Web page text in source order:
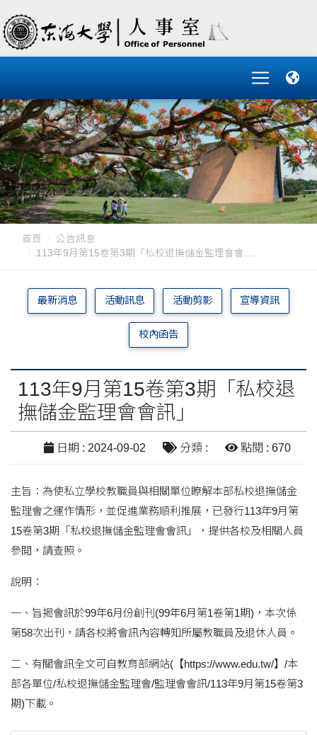
首頁
公告訊息
113年9月第15卷第3期「私校退撫儲金監理會會....
最新消息 活動訊息 活動剪影 宣導資訊
校內函告
113年9月第15卷第3期「私校退
撫儲金監理會會訊」
日期 : 2024-09-02 分類 : 點閱 : 670
主旨：為使私立學校教職員與相關單位瞭解本部私校退撫儲金
監理會之運作情形，並促進業務順利推展，已發行113年9月第
15卷第3期「私校退撫儲金監理會會訊」，提供各校及相關人員
參閱，請查照。
說明：
一、旨揭會訊於99年6月份創刊(99年6月第1卷第1期)，本次係
第58次出刊，請各校將會訊內容轉知所屬教職員及退休人員。
二、有關會訊全文可自教育部網站(【https://www.edu.tw/】/本
部各單位/私校退撫儲金監理會/監理會會訊/113年9月第15卷第3
期)下載。